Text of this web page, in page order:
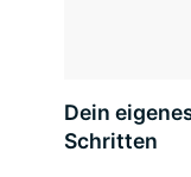
Dein
Schritten